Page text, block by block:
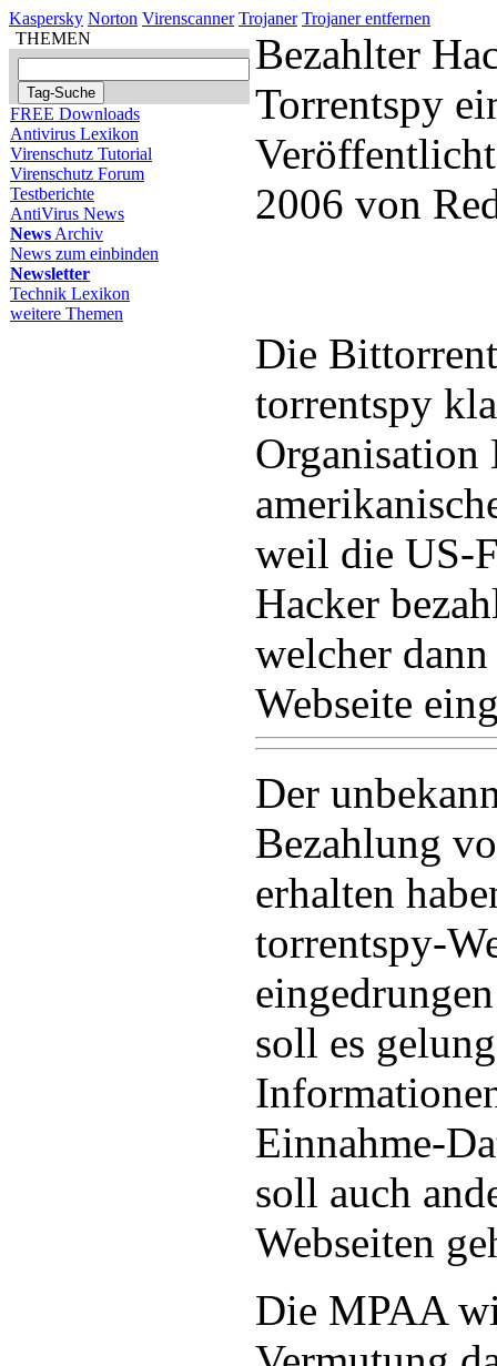
Kaspersky Norton Virenscanner Trojaner Trojaner entfernen
THEMEN
FREE Downloads
Antivirus Lexikon
Virenschutz Tutorial
Virenschutz Forum
Testberichte
AntiVirus News
News Archiv
News zum einbinden
Newsletter
Technik Lexikon
weitere Themen
Bezahlter
Torrentspy
2006 von
Die
torrentspy
Organisation
weil die US-
Hacker
welcher
Webseite
Der
Bezahlung
erhalten
torrentspy-
soll es
Einnahme-
soll auch
Webseiten
Die MPAA